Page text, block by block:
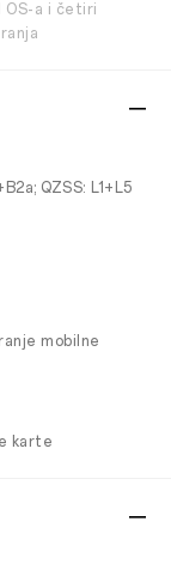
OS-a i četiri
QZSS: L1+L5
mobilne
karte